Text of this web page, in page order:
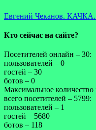
Евгений Чеканов. КАЧКА.
Кто сейчас на сайте?
Посетителей онлайн – 30:
пользователей – 0
гостей – 30
ботов – 0
Максимальное
всего посетителей – 5799:
пользователей – 1
гостей – 5680
ботов – 118